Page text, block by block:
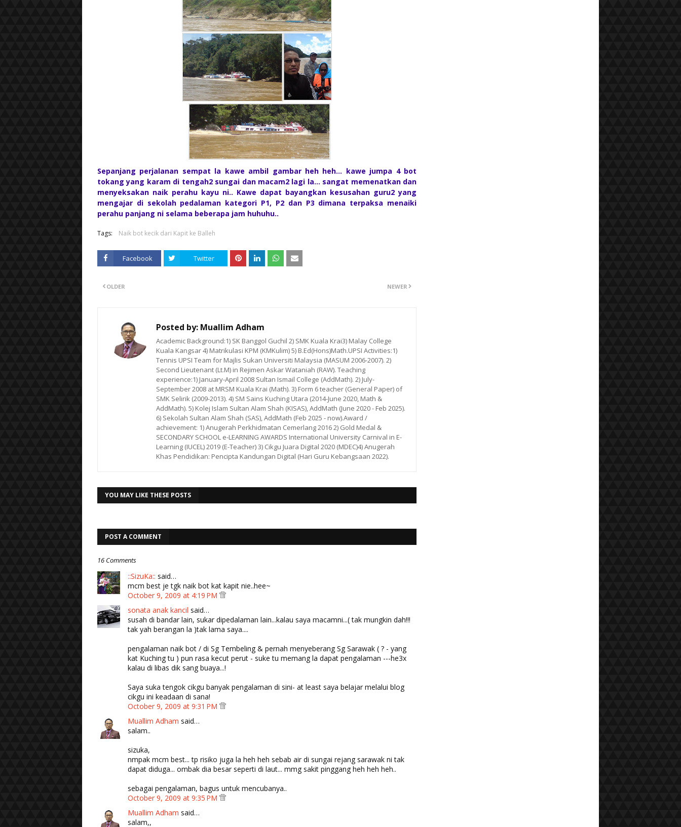
Sepanjang perjalanan sempat la kawe ambil gambar heh heh... kawe jumpa 4 bot
tokang yang karam di tengah2 sungai dan macam2 lagi la... sangat memenatkan dan
menyeksakan naik perahu kayu ni.. Kawe dapat bayangkan kesusahan guru2 yang
mengajar di sekolah pedalaman kategori P1, P2 dan P3 dimana terpaksa menaiki
perahu panjang ni selama beberapa jam huhuhu..
Tags: Naik bot kecik dari Kapit ke Balleh
Facebook Twitter
NEWER
OLDER
Posted by: Muallim Adham
Academic Background:1) SK Banggol Guchil 2) SMK Kuala Krai3) Malay College
Kuala Kangsar 4) Matrikulasi KPM (KMKulim) 5) B.Ed(Hons)Math.UPSI Activities:1)
Tennis UPSI Team for Majlis Sukan Universiti Malaysia (MASUM 2006-2007). 2)
Second Lieutenant (Lt.M) in Rejimen Askar Wataniah (RAW). Teaching
experience:1) January-April 2008 Sultan Ismail College (AddMath). 2) July-
September 2008 at MRSM Kuala Krai (Math). 3) Form 6 teacher (General Paper) of
SMK Selirik (2009-2013). 4) SM Sains Kuching Utara (2014-June 2020, Math &
AddMath). 5) Kolej Islam Sultan Alam Shah (KISAS), AddMath (June 2020 - Feb 2025).
6) Sekolah Sultan Alam Shah (SAS), AddMath (Feb 2025 - now).Award /
achievement: 1) Anugerah Perkhidmatan Cemerlang 2016 2) Gold Medal &
SECONDARY SCHOOL e-LEARNING AWARDS International University Carnival in E-
Learning (IUCEL) 2019 (E-Teacher) 3) Cikgu Juara Digital 2020 (MDEC)4) Anugerah
Khas Pendidikan: Pencipta Kandungan Digital (Hari Guru Kebangsaan 2022).
YOU MAY LIKE THESE POSTS
POST A COMMENT
16 Comments
::SizuKa:: said…
mcm best je tgk naik bot kat kapit nie..hee~
October 9, 2009 at 4:19 PM
sonata anak kancil said…
susah di bandar lain, sukar dipedalaman lain...kalau saya macamni...( tak mungkin dah!!!
tak yah berangan la )tak lama saya....
pengalaman naik bot / di Sg Tembeling & pernah menyeberang Sg Sarawak ( ? - yang
kat Kuching tu ) pun rasa kecut perut - suke tu memang la dapat pengalaman ---he3x
kalau di libas dik sang buaya...!
Saya suka tengok cikgu banyak pengalaman di sini- at least saya belajar melalui blog
cikgu ini keadaan di sana!
October 9, 2009 at 9:31 PM
Muallim Adham said…
salam..
sizuka,
nmpak mcm best... tp risiko juga la heh heh sebab air di sungai rejang sarawak ni tak
dapat diduga... ombak dia besar seperti di laut... mmg sakit pinggang heh heh heh..
sebagai pengalaman, bagus untuk mencubanya..
October 9, 2009 at 9:35 PM
Muallim Adham said…
salam,,